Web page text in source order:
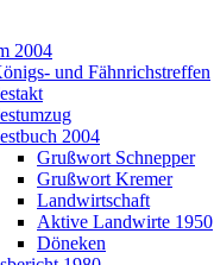
2004
und Fähnrichstreffen
2004
Grußwort Schnepper
Grußwort Kremer
Landwirtschaft
Aktive Landwirte 1950
Döneken